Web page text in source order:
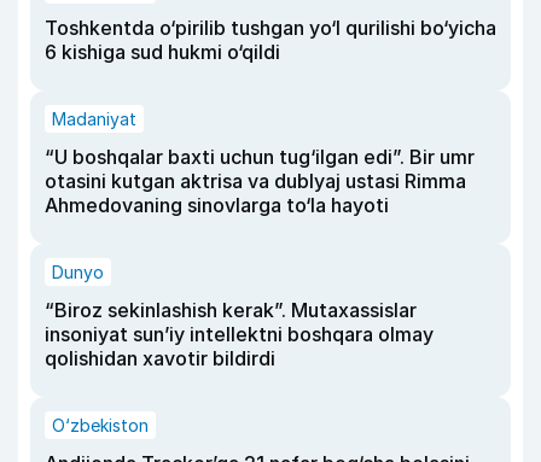
Toshkentda o‘pirilib tushgan yo‘l qurilishi bo‘yicha
6 kishiga sud hukmi o‘qildi
Madaniyat
“U boshqalar baxti uchun tug‘ilgan edi”. Bir umr
otasini kutgan aktrisa va dublyaj ustasi Rimma
Ahmedovaning sinovlarga to‘la hayoti
Dunyo
“Biroz sekinlashish kerak”. Mutaxassislar
insoniyat sun’iy intellektni boshqara olmay
qolishidan xavotir bildirdi
O‘zbekiston